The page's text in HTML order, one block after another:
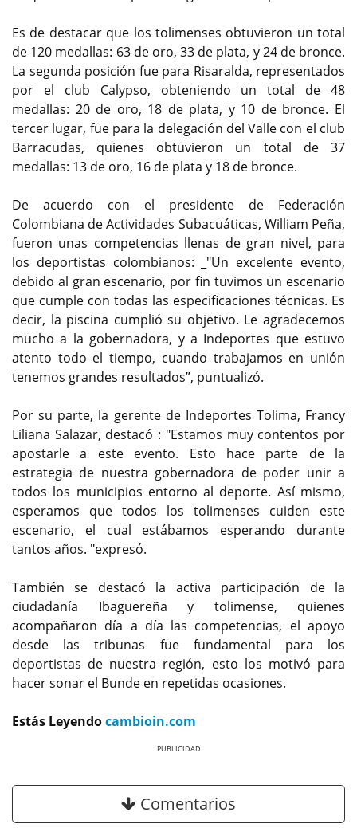
Es de destacar que los tolimenses obtuvieron un total
de 120 medallas: 63 de oro, 33 de plata, y 24 de bronce.
La segunda posición fue para Risaralda, representados
por el club Calypso, obteniendo un total de 48
medallas: 20 de oro, 18 de plata, y 10 de bronce. El
tercer lugar, fue para la delegación del Valle con el club
Barracudas, quienes obtuvieron un total de 37
medallas: 13 de oro, 16 de plata y 18 de bronce.
De acuerdo con el presidente de Federación
Colombiana de Actividades Subacuáticas, William Peña,
fueron unas competencias llenas de gran nivel, para
los deportistas colombianos: _"Un excelente evento,
debido al gran escenario, por fin tuvimos un escenario
que cumple con todas las especificaciones técnicas. Es
decir, la piscina cumplió su objetivo. Le agradecemos
mucho a la gobernadora, y a Indeportes que estuvo
atento todo el tiempo, cuando trabajamos en unión
tenemos grandes resultados”, puntualizó.
Por su parte, la gerente de Indeportes Tolima, Francy
Liliana Salazar, destacó : "Estamos muy contentos por
apostarle a este evento. Esto hace parte de la
estrategia de nuestra gobernadora de poder unir a
todos los municipios entorno al deporte. Así mismo,
esperamos que todos los tolimenses cuiden este
escenario, el cual estábamos esperando durante
tantos años. "expresó.
También se destacó la activa participación de la
ciudadanía Ibaguereña y tolimense, quienes
acompañaron día a día las competencias, el apoyo
desde las tribunas fue fundamental para los
deportistas de nuestra región, esto los motivó para
hacer sonar el Bunde en repetidas ocasiones.
Estás Leyendocambioin.com
Comentarios